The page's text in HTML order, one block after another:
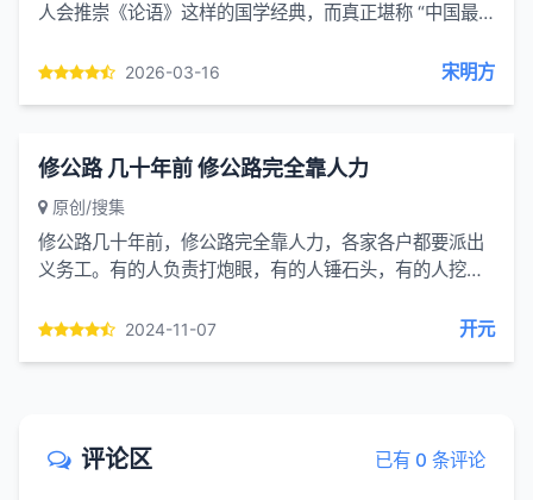
人会推崇《论语》这样的国学经典，而真正堪称 “中国最
生命为代... 2026-03-16 宋明方
修公路 几十年前 修公路完全靠人力
原创/搜集
修公路几十年前，修公路完全靠人力，各家各户都要派出
义务工。有的人负责打炮眼，有的人锤石头，有的人挖
出来的。
2024-11-07 开元
评论区 已有 0 条评论